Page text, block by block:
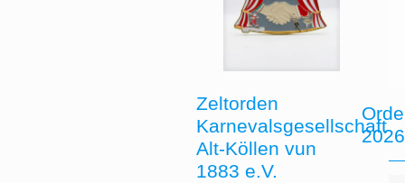
Zeltorden
Karnevalsgesellschaft
Alt-Köllen vun
1883 e.V.
2026